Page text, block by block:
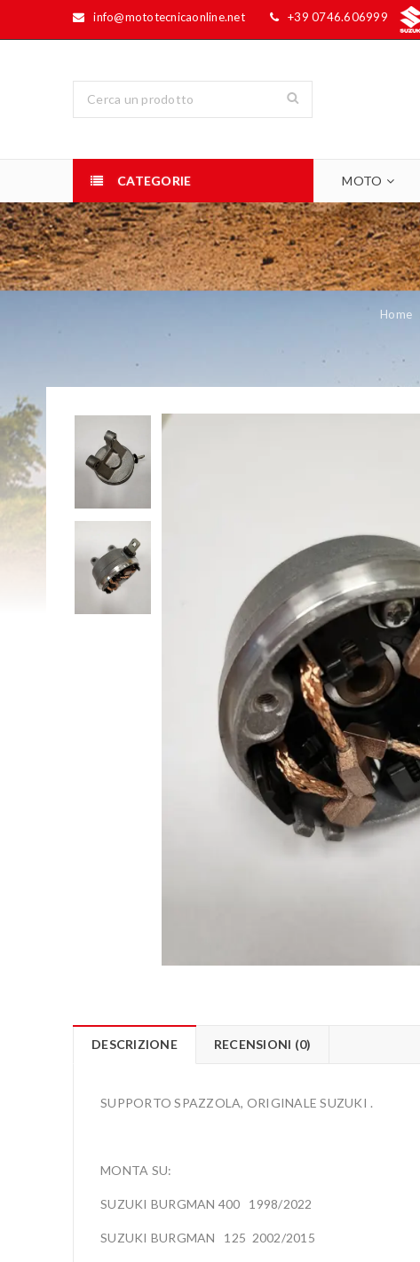
info@mototecnicaonline.net +39 0746.606999
CATEGORIE MOTO
Home
DESCRIZIONE RECENSIONI (0)
SUPPORTO SPAZZOLA, ORIGINALE SUZUKI .
MONTA SU:
SUZUKI BURGMAN 400 1998/2022
SUZUKI BURGMAN 125 2002/2015